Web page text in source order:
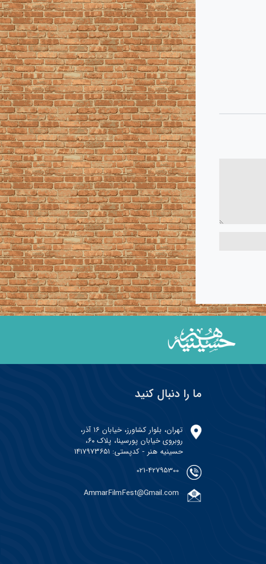
ما را دنبال کنید
تهران، بلوار کشاورز، خیابان ۱۶ آذر،
روبروی خیابان پورسینا، پلاک ۶۰،
حسینیه هنر - کدپستی: ۱۴۱۷۹۷۳۶۵۱
021-42795300
AmmarFilmFest@Gmail.com